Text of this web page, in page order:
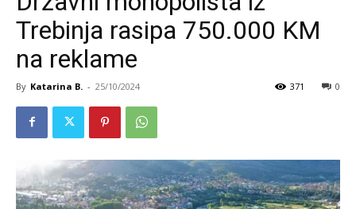
Trebinja rasipa 750.000 KM
na reklame
By Katarina B. - 25/10/2024 0
371